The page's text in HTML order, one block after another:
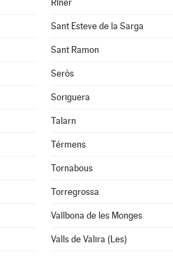
Riner
Sant Esteve de la Sarga
Sant Ramon
Seròs
Soriguera
Talarn
Térmens
Tornabous
Torregrossa
Vallbona de les Monges
Valls de Valira (Les)